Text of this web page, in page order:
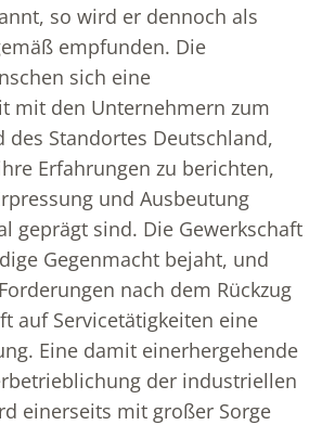
so wird er dennoch als
empfunden. Die
sich eine
mit den Unternehmern zum
des Standortes Deutschland,
Erfahrungen zu berichten,
und Ausbeutung
geprägt sind. Die Gewerkschaft
Gegenmacht bejaht, und
nach dem Rückzug
auf Servicetätigkeiten eine
Eine damit einerhergehende
der industriellen
einerseits mit großer Sorge